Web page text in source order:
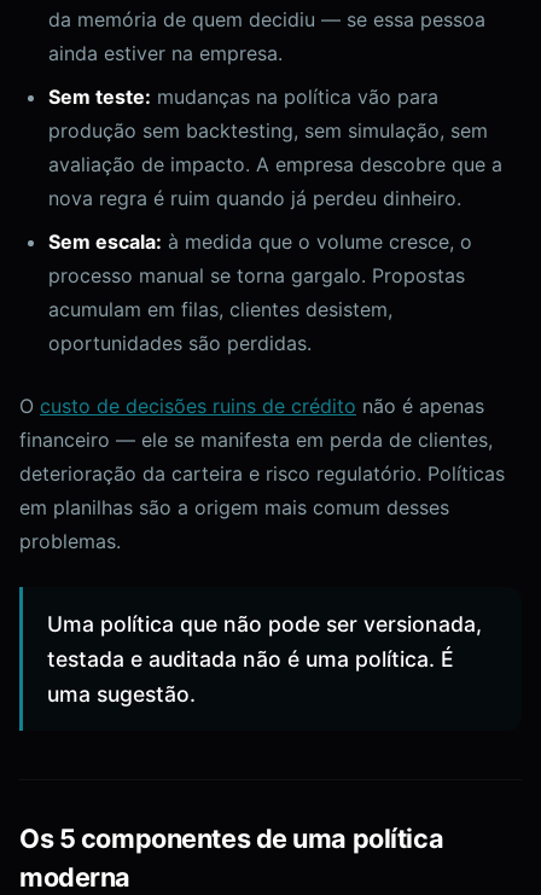
da memória de quem decidiu — se essa pessoa
ainda estiver na empresa.
Sem teste: mudanças na política vão para
produção sem backtesting, sem simulação, sem
avaliação de impacto. A empresa descobre que a
nova regra é ruim quando já perdeu dinheiro.
Sem escala: à medida que o volume cresce, o
processo manual se torna gargalo. Propostas
acumulam em filas, clientes desistem,
oportunidades são perdidas.
O custo de decisões ruins de crédito não é apenas
financeiro — ele se manifesta em perda de clientes,
deterioração da carteira e risco regulatório. Políticas
em planilhas são a origem mais comum desses
problemas.
Uma política que não pode ser versionada,
testada e auditada não é uma política. É
uma sugestão.
Os 5 componentes de uma política
moderna